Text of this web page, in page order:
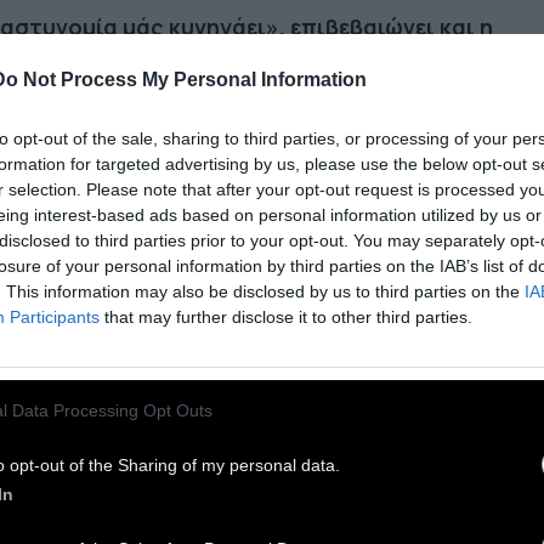
Not Process My Personal Information
opt-out of the sale, sharing to third parties, or processing of your
for targeted advertising by us, please use the below opt-out
selection. Please note that after your opt-out request is processed
interest-based ads based on personal information utilized by us
to third parties prior to your opt-out. You may separately
of your personal information by third parties on the IAB’s list of
This information may also be disclosed by us to third parties on the
Participants that may further disclose it to other third parties.
Data Processing Opt Outs
opt-out of the Sharing of my personal data.
μάς κυνηγάει», επιβεβαιώνει και η
κακομεταχειρίζονται. Ζητάνε ανταλλαγές
να μας αφήσουν να εργαζόμαστε
δεν λείπει φυσικά από την ειδυλλιακή
εκμετάλλευσης ανθρώπου από άνθρωπο.
δεν απευθύνονται σε ξενοδοχεία
ζητάνε πιο ψαγμένες διακοπές. Το
πακέτο του ταξιδιώτη περιλαμβάνει
στην παραλία, με όλα τα κομφόρ, πόρνες
δύσκολο να εντοπιστεί και η παρανομία.
παιδική πορνεία συμμετέχουν οι ίδιες οι